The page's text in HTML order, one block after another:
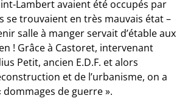
Lambert avaient été occupés par
se trouvaient en très mauvais état –
salle à manger servait d’étable aux
! Grâce à Castoret, intervenant
Petit, ancien E.D.F. et alors
et de l’urbanisme, on a
de guerre ».